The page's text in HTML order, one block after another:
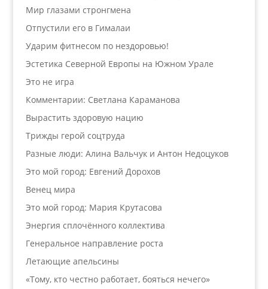
Мир глазами стронгмена
Отпустили его в Гималаи
Ударим фитнесом по нездоровью!
Эстетика Северной Европы на Южном Урале
Это не игра
Комментарии: Светлана Караманова
Вырастить здоровую нацию
Трижды герой соцтруда
Разные люди: Алина Вальчук и Антон Недоцуков
Это мой город: Евгений Дорохов
Венец мира
Это мой город: Мария Крутасова
Энергия сплочённого коллектива
Генеральное направление роста
Летающие апельсины
«Тому, кто честно работает, бояться нечего»